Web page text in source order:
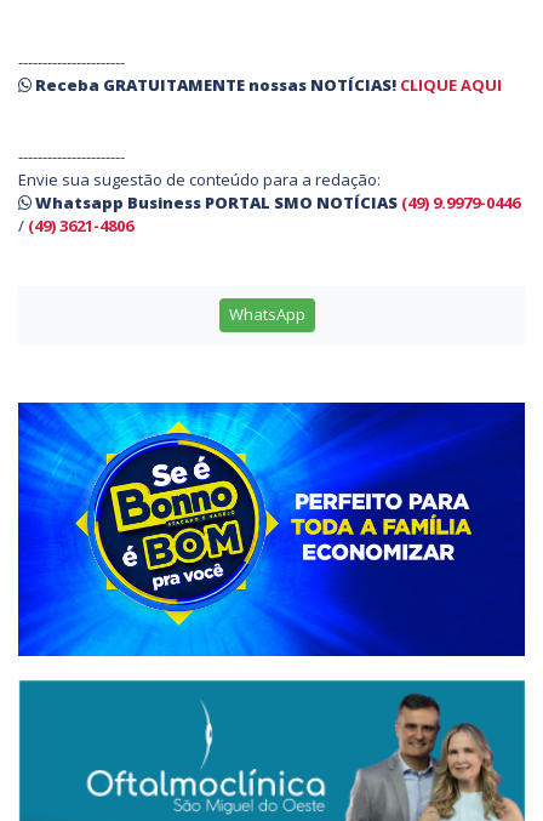
----------------------
Receba GRATUITAMENTE nossas NOTÍCIAS! CLIQUE AQUI
----------------------
Envie sua sugestão de conteúdo para a redação:
Whatsapp Business PORTAL SMO NOTÍCIAS (49) 9.9979-0446
/ (49) 3621-4806
WhatsApp